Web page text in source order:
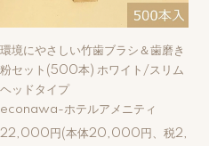
環境にやさしい竹歯ブラシ＆歯磨き
粉セット(500本) ホワイト/スリム
ヘッドタイプ
econawa-ホテルアメニティ
22,000円(本体20,000円、税2,